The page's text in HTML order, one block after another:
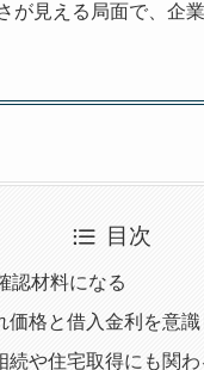
が見える局面で、企
目次
認材料になる
格と借入金利を意識
続や住宅取得にも関わ